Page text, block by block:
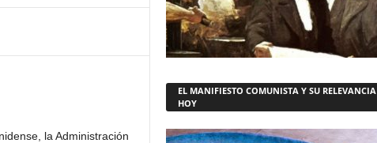
la Administración
EL MANIFIESTO COMUNISTA Y SU RELEVANCIA
HOY